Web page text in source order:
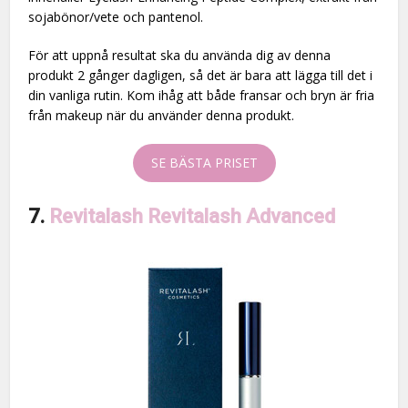
sojabönor/vete och pantenol.
För att uppnå resultat ska du använda dig av denna
produkt 2 gånger dagligen, så det är bara att lägga till det i
din vanliga rutin. Kom ihåg att både fransar och bryn är fria
från makeup när du använder denna produkt.
SE BÄSTA PRISET
7. Revitalash Revitalash Advanced